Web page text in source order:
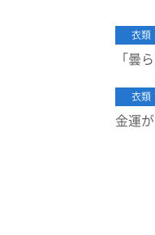
衣類
「曇
衣類
金運